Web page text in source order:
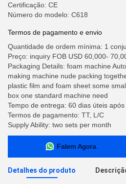
Certificação: CE
Número do modelo: C618
Termos de pagamento e envio
Quantidade de ordem mínima: 1
Preço: inquiry FOB USD 60,000-
Packaging Details: foam machine
making machine nude packing
plastic film and foam sheet some
box one standard machine need
Tempo de entrega: 60 dias úteis
Termos de pagamento: TT, L/C
Supply Ability: two sets per month
Falem Agora.
Detalhes do produto